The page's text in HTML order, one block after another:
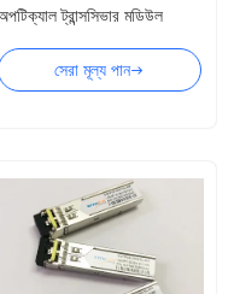
ট্রান্সসিভার মডিউল
সেরা মূল্য পান